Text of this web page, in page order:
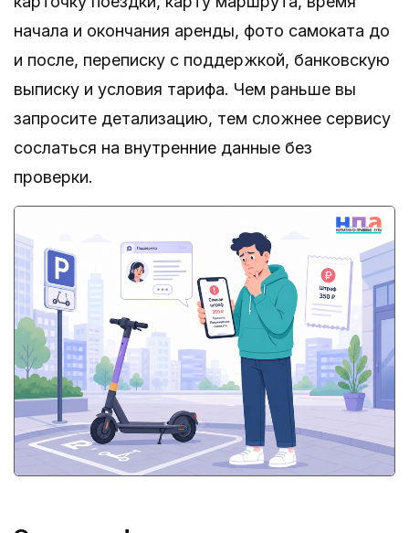
начала и окончания аренды, фото самоката до
и после, переписку с поддержкой, банковскую
выписку и условия тарифа. Чем раньше вы
запросите детализацию, тем сложнее сервису
сослаться на внутренние данные без
проверки.